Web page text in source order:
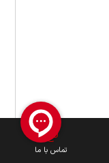
تماس با ما